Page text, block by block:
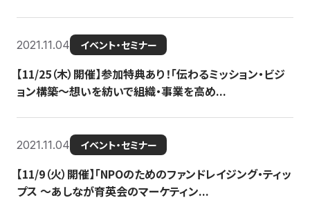
2021.11.04 イベント・セミナー
【11/25（木）開催】参加特典あり！「伝わるミッション・ビジ
ョン構築〜想いを紡いで組織・事業を高め...
2021.11.04 イベント・セミナー
【11/9（火）開催】「NPOのためのファンドレイジング・ティッ
プス 〜あしなが育英会のマーケティン...